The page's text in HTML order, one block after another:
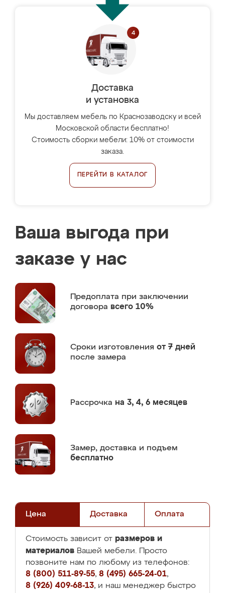
Доставка
и установка
Мы доставляем мебель по Краснозаводску и всей
Московской области бесплатно!
Стоимость сборки мебели: 10% от стоимости
заказа.
ПЕРЕЙТИ В КАТАЛОГ
Ваша выгода при
заказе у нас
Предоплата при заключении
договора всего 10%
Сроки изготовления от 7 дней
после замера
Рассрочка на 3, 4, 6 месяцев
Замер, доставка и подъем
бесплатно
Цена Доставка Оплата
Стоимость зависит от размеров и
материалов Вашей мебели. Просто
позвоните нам по любому из телефонов:
8 (800) 511-89-55, 8 (495) 665-24-01,
8 (926) 409-68-13, и наш менеджер быстро